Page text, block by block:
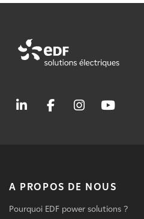
A PROPOS DE NOUS
Pourquoi EDF power solutions ?